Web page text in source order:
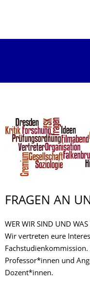
FRAGEN AN
WER WIR SIND UND WAS
Wir vertreten eure
Professor*innen und
Dozent*innen.